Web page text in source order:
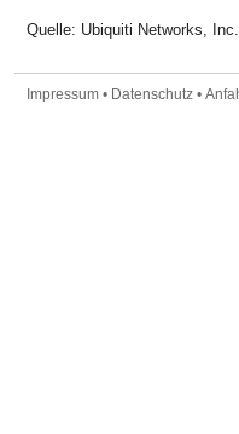
Quelle: Ubiquiti Networks,
Impressum • Datenschutz •